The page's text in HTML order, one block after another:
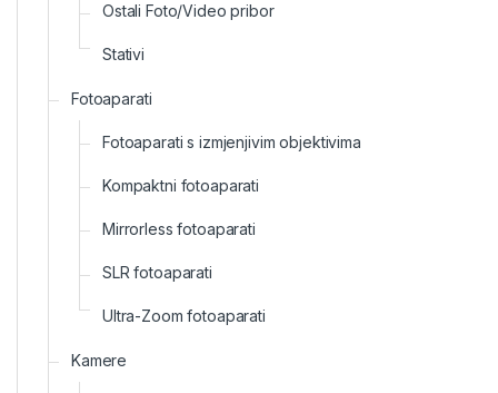
Ostali Foto/Video pribor
Stativi
Fotoaparati
Fotoaparati s izmjenjivim objektivima
Kompaktni fotoaparati
Mirrorless fotoaparati
SLR fotoaparati
Ultra-Zoom fotoaparati
Kamere